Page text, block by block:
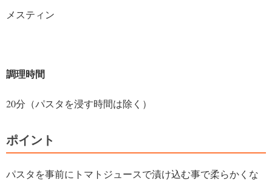
メスティン
調理時間
20分（パスタを浸す時間は除く）
ポイント
パスタを事前にトマトジュースで漬け込む事で柔らかくな